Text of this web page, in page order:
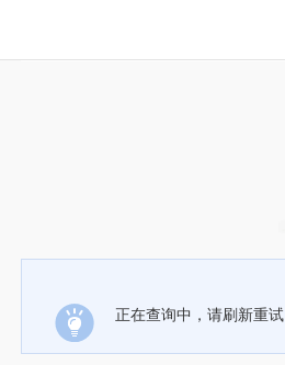
正在查询中，请刷新重试